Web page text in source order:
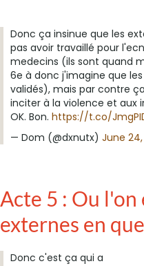
Donc ça insinue que les
pas avoir travaillé pour
medecins (ils sont quand
6e à donc j'imagine que
validés), mais par contre
inciter à la violence et aux
OK. Bon. https://t.co/
— Dom (@dxnutx) June 24,
Acte 5 : Ou l'on
externes en
Donc c'est ça qui a